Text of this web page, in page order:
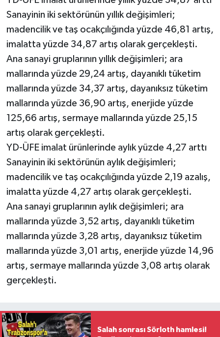
Sanayinin iki sektörünün yıllık değişimleri;
madencilik ve taş ocakçılığında yüzde 46,81 artış,
imalatta yüzde 34,87 artış olarak gerçekleşti.
Ana sanayi gruplarının yıllık değişimleri; ara
mallarında yüzde 29,24 artış, dayanıklı tüketim
mallarında yüzde 34,37 artış, dayanıksız tüketim
mallarında yüzde 36,90 artış, enerjide yüzde
125,66 artış, sermaye mallarında yüzde 25,15
artış olarak gerçekleşti.
YD-ÜFE imalat ürünlerinde aylık yüzde 4,27 arttı
Sanayinin iki sektörünün aylık değişimleri;
madencilik ve taş ocakçılığında yüzde 2,19 azalış,
imalatta yüzde 4,27 artış olarak gerçekleşti.
Ana sanayi gruplarının aylık değişimleri; ara
mallarında yüzde 3,52 artış, dayanıklı tüketim
mallarında yüzde 3,28 artış, dayanıksız tüketim
mallarında yüzde 3,01 artış, enerjide yüzde 14,96
artış, sermaye mallarında yüzde 3,08 artış olarak
gerçekleşti.
Salah sonrası Sörloth hamlesi!